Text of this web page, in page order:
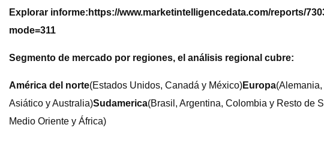
Explorar informe: https://www.marketintelligencedata.com/reports/
mode=311
Segmento de mercado por regiones, el análisis regional cubre:
América del norte(Estados Unidos, Canadá y México)Europa
Asiático y Australia)Sudamerica(Brasil, Argentina, Colombia y Resto de
Medio Oriente y África)